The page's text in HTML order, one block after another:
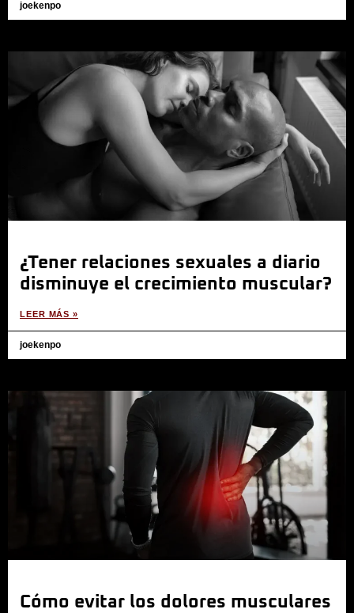
joekenpo
¿Tener relaciones sexuales a diario
disminuye el crecimiento muscular?
LEER MÁS »
joekenpo
Cómo evitar los dolores musculares